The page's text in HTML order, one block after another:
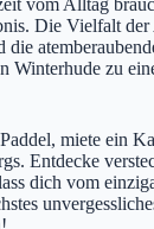
vom Alltag
Die Vielfalt
die
Winterhude zu
miete ein
Entdecke
dich vom